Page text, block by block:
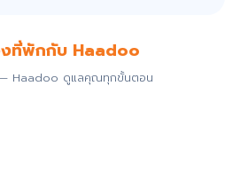
ที่พักกับ Haadoo
— Haadoo ดูแลคุณทุกขั้นตอน